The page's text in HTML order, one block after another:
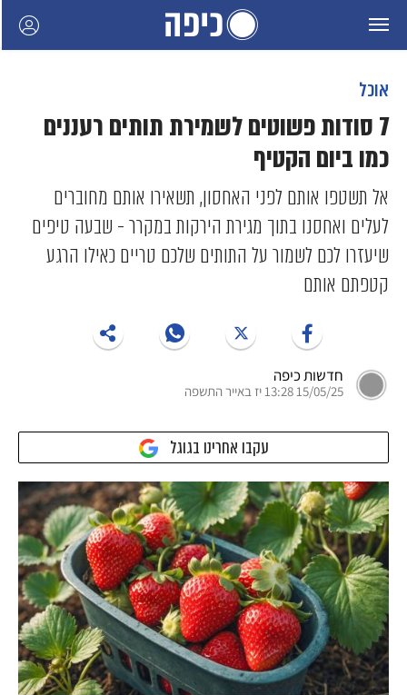
אוכל
7 סודות פשוטים לשמירת תותים רעננים
כמו ביום הקטיף
אל תשטפו אותם לפני האחסון, תשאירו אותם מחוברים
לעלים ואחסנו בתוך מגירת הירקות במקרר - שבעה טיפים
שיעזרו לכם לשמור על התותים שלכם טריים כאילו הרגע
קטפתם אותם
חדשות כיפה
15/05/25 13:28 יז באייר התשפה
עקבו אחרינו בגוגל